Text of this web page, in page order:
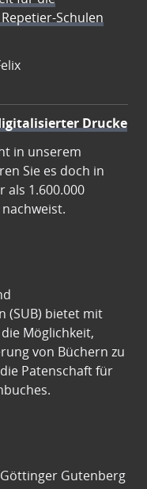
Schulen
Drucke
in unserem
Sie es doch in
als 1.600.000
(SUB) bietet mit
Möglichkeit,
von Büchern zu
Patenschaft für
Gutenberg